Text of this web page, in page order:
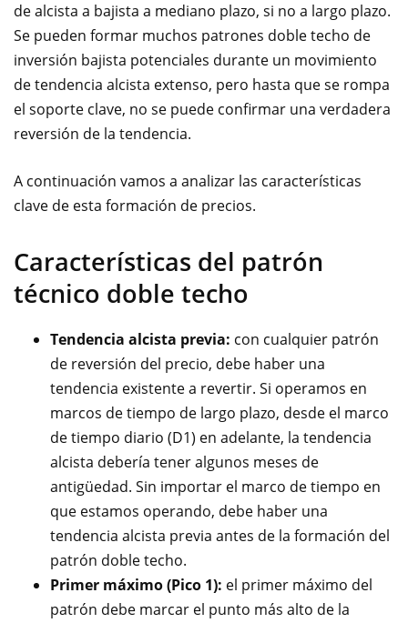
de alcista a bajista a mediano plazo, si no a largo plazo.
Se pueden formar muchos patrones doble techo de
inversión bajista potenciales durante un movimiento
de tendencia alcista extenso, pero hasta que se rompa
el soporte clave, no se puede confirmar una verdadera
reversión de la tendencia.
A continuación vamos a analizar las características
clave de esta formación de precios.
Características del patrón
técnico doble techo
Tendencia alcista previa: con cualquier patrón
de reversión del precio, debe haber una
tendencia existente a revertir. Si operamos en
marcos de tiempo de largo plazo, desde el marco
de tiempo diario (D1) en adelante, la tendencia
alcista debería tener algunos meses de
antigüedad. Sin importar el marco de tiempo en
que estamos operando, debe haber una
tendencia alcista previa antes de la formación del
patrón doble techo.
Primer máximo (Pico 1): el primer máximo del
patrón debe marcar el punto más alto de la